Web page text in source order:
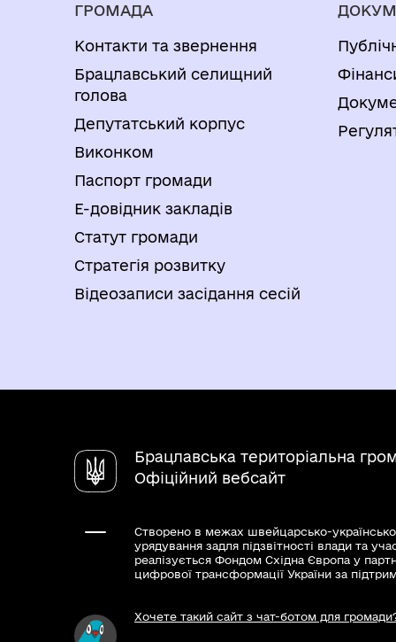
ГРОМАДА
Контакти та звернення
Брацлавський селищний
голова
Депутатський корпус
Виконком
Паспорт громади
Е-довідник закладів
Статут громади
Стратегія розвитку
Відеозаписи засідання сесій
Брацлавська територіальна
Офіційний вебсайт
Створено в межах швейцарсько-
урядування задля підзвітності влади та
реалізується Фондом Східна Європа у
цифрової трансформації України за
Хочете такий сайт з чат-ботом для